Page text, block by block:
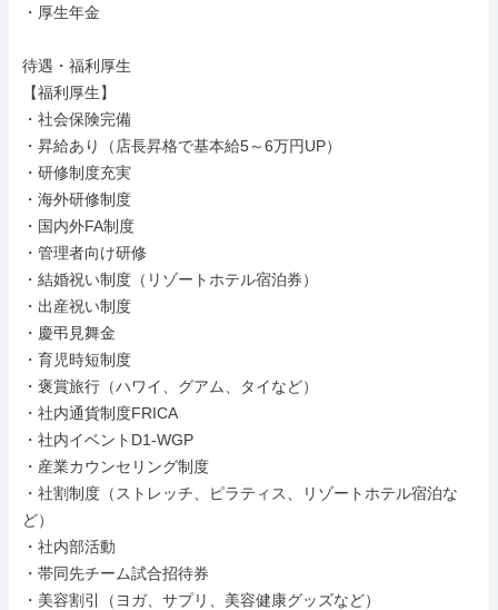
・厚生年金
待遇・福利厚生
【福利厚生】
・社会保険完備
・昇給あり（店長昇格で基本給5～6万円UP）
・研修制度充実
・海外研修制度
・国内外FA制度
・管理者向け研修
・結婚祝い制度（リゾートホテル宿泊券）
・出産祝い制度
・慶弔見舞金
・育児時短制度
・褒賞旅行（ハワイ、グアム、タイなど）
・社内通貨制度FRICA
・社内イベントD1-WGP
・産業カウンセリング制度
・社割制度（ストレッチ、ピラティス、リゾートホテル宿泊な
ど）
・社内部活動
・帯同先チーム試合招待券
・美容割引（ヨガ、サプリ、美容健康グッズなど）